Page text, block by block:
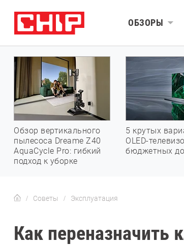
ОБЗОРЫ
Обзор вертикального
пылесоса Dreame Z40
AquaCycle Pro: гибкий
подход к уборке
5 крутых
OLED-
бюджетных
Советы Эксплуатация
Как переназначить